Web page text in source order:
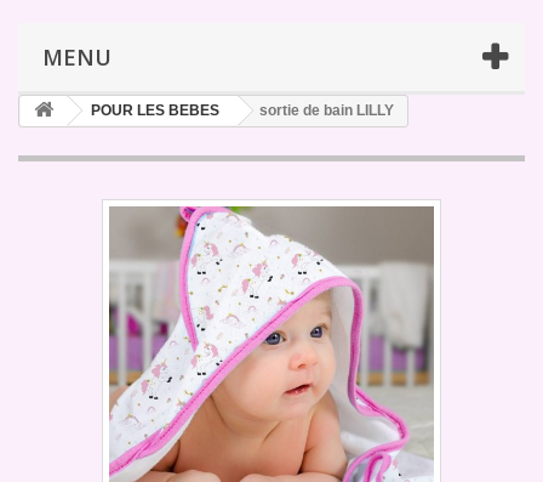
MENU
POUR LES BEBES sortie de bain LILLY